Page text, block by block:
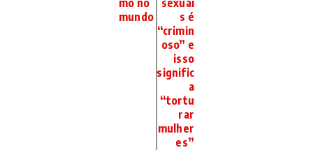
mo no
mundo
sexuai
s é
“crimin
oso” e
isso
signific
a
“tortu
rar
mulher
es”